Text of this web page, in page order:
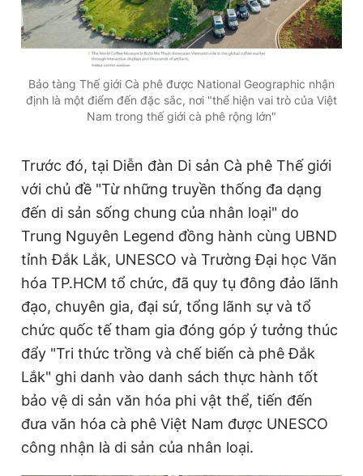
Bảo tàng Thế giới Cà phê được National Geographic nhận
định là một điểm đến đặc sắc, nơi "thể hiện vai trò của Việt
Nam trong thế giới cà phê rộng lớn"
Trước đó, tại Diễn đàn Di sản Cà phê Thế giới
với chủ đề "Từ những truyền thống đa dạng
đến di sản sống chung của nhân loại" do
Trung Nguyên Legend đồng hành cùng UBND
tỉnh Đắk Lắk, UNESCO và Trường Đại học Văn
hóa TP.HCM tổ chức, đã quy tụ đông đảo lãnh
đạo, chuyên gia, đại sứ, tổng lãnh sự và tổ
chức quốc tế tham gia đóng góp ý tưởng thúc
đẩy "Tri thức trồng và chế biến cà phê Đắk
Lắk" ghi danh vào danh sách thực hành tốt
bảo vệ di sản văn hóa phi vật thể, tiến đến
đưa văn hóa cà phê Việt Nam được UNESCO
công nhận là di sản của nhân loại.